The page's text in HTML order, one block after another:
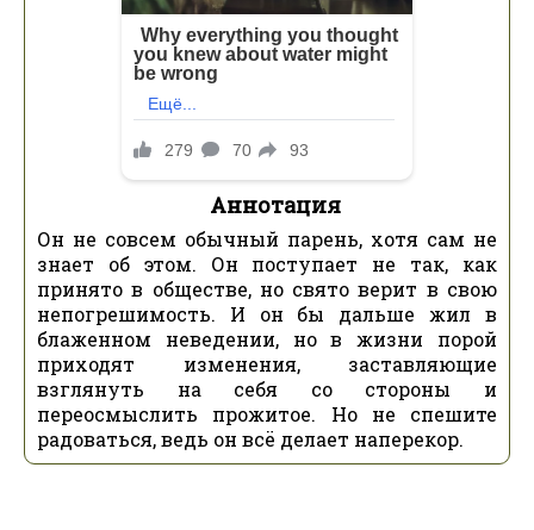
Аннотация
Он не совсем обычный парень, хотя сам не
знает об этом. Он поступает не так, как
принято в обществе, но свято верит в свою
непогрешимость. И он бы дальше жил в
блаженном неведении, но в жизни порой
приходят изменения, заставляющие
взглянуть на себя со стороны и
переосмыслить прожитое. Но не спешите
радоваться, ведь он всё делает наперекор.